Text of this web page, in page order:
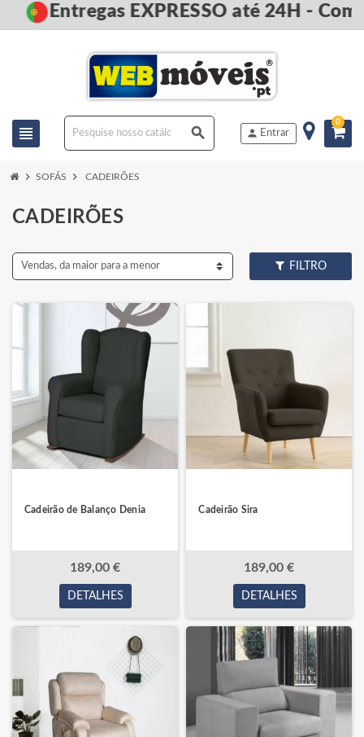
Entregas EXPRESSO até 24H -
view_headline search person Entrar
0
chevron_right SOFÁS chevron_right CADEIRÕES
CADEIRÕES
Vendas, da maior para a menor FILTRO
Cadeirão de Balanço Denia
189,00 €
DETALHES
Cadeirão Sira
189,00 €
DETALHES